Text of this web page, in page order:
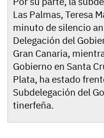
Las Palmas, Teresa
minuto de silencio
Delegación del
Gran Canaria,
Gobierno en Santa
Plata, ha estado
Subdelegación del
tinerfeña.